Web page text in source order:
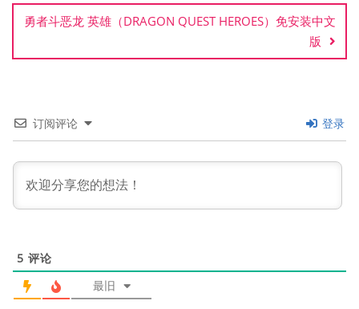
勇者斗恶龙 英雄（DRAGON QUEST HEROES）免安装中文
版
订阅评论 登录
5 评论
最旧